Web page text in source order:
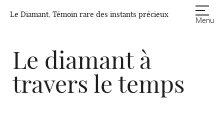
Le Diamant, Témoin rare des instants précieux
Menu
Le diamant à
travers le temps